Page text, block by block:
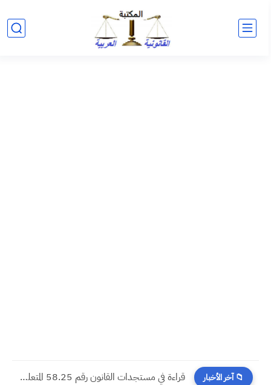
📁 آخر الأخبار مسجدات جرائم الشيك في قانون المسطرة المدنية الجديد